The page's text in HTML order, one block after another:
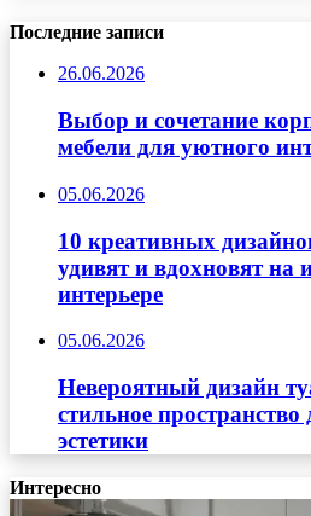
Последние записи
26.06.2026
Выбор и сочетание
мебели для уютного
05.06.2026
10 креативных
удивят и вдохновят на
интерьере
05.06.2026
Невероятный дизайн
стильное
эстетики
Интересно